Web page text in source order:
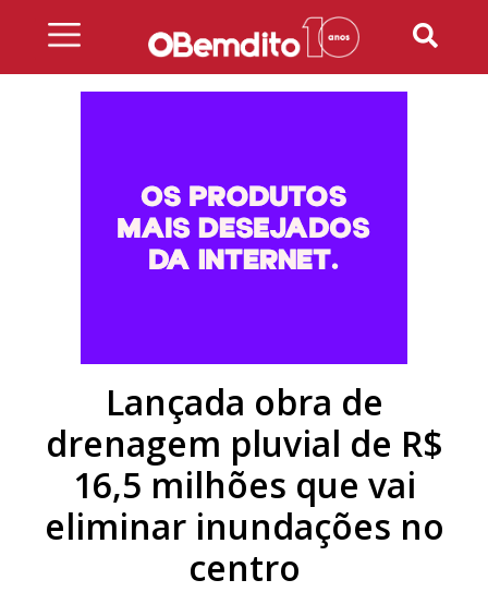
Lançada obra de
drenagem pluvial de R$
16,5 milhões que vai
eliminar inundações no
centro